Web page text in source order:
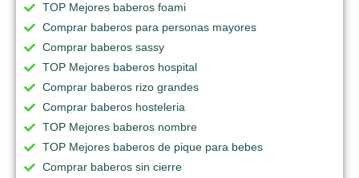
TOP Mejores baberos foami
Comprar baberos para personas mayores
Comprar baberos sassy
TOP Mejores baberos hospital
Comprar baberos rizo grandes
Comprar baberos hosteleria
TOP Mejores baberos nombre
TOP Mejores baberos de pique para bebes
Comprar baberos sin cierre